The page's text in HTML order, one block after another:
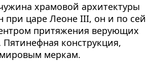
храмовой архитектуры
при царе Леоне III, он и по сей
притяжения верующих
Пятинефная конструкция,
меркам.